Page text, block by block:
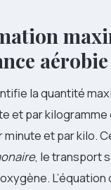
aérobie
la quantité
et par
minute et par kilo.
, le transport